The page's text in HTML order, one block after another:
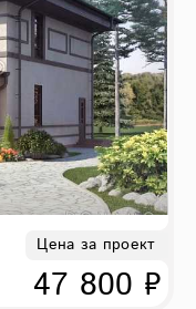
Цена за проект
47 800 ₽